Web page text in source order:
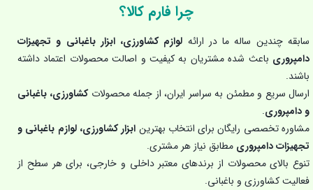
چرا فارم کالا؟
سابقه چندین ساله ما در ارائه لوازم کشاورزی، ابزار باغبانی و تجهیزات
دامپروری باعث شده مشتریان به کیفیت و اصالت محصولات اعتماد داشته
باشند.
ارسال سریع و مطمئن به سراسر ایران، از جمله محصولاتکشاورزی، باغبانی
و دامپروری.
مشاوره تخصصی رایگان برای انتخاب بهترین ابزار کشاورزی، لوازم باغبانی و
تجهیزات دامپروری مطابق نیاز هر مشتری.
تنوع بالای محصولات از برندهای معتبر داخلی و خارجی، برای هر سطح از
فعالیت کشاورزی و باغبانی.